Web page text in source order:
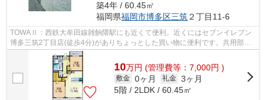
築4年 / 60.45㎡
福岡県福岡市博多区三筑２丁目11-6
TOWAⅡ：西鉄大牟田線雑餉隈駅にも近くて便利。近くにはセブンイレブン
博多三筑2丁目店(徒歩4分)がありちょっとした買い物に便利です。共用部に
は敷地内ごみ置き場・エレベータなどが...
10万円 (管理費等：7,000円 )
敷金 0ヶ月 礼金 3ヶ月
5階 / 2LDK / 60.45㎡